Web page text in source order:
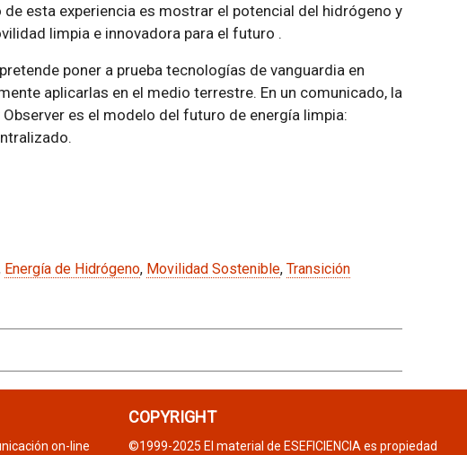
esta experiencia es mostrar el potencial del hidrógeno y
limpia e innovadora para el futuro .
poner a prueba tecnologías de vanguardia en
aplicarlas en el medio terrestre. En un comunicado, la
es el modelo del futuro de energía limpia:
Energía de Hidrógeno, Movilidad Sostenible, Transición
on-line
COPYRIGHT
©1999-2025 El material de ESEFICIENCIA es propiedad